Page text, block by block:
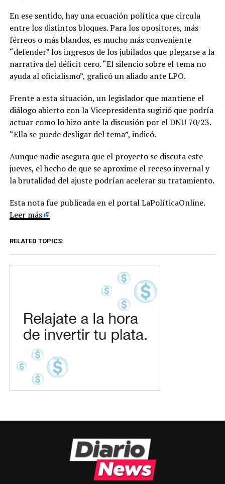
En ese sentido, hay una ecuación política que circula
entre los distintos bloques. Para los opositores, más
férreos o más blandos, es mucho más conveniente
“defender” los ingresos de los jubilados que plegarse a la
narrativa del déficit cero. “El silencio sobre el tema no
ayuda al oficialismo”, graficó un aliado ante LPO.
Frente a esta situación, un legislador que mantiene el
diálogo abierto con la Vicepresidenta sugirió que podría
actuar como lo hizo ante la discusión por el DNU 70/23.
“Ella se puede desligar del tema”, indicó.
Aunque nadie asegura que el proyecto se discuta este
jueves, el hecho de que se aproxime el receso invernal y
la brutalidad del ajuste podrían acelerar su tratamiento.
Esta nota fue publicada en el portal LaPolíticaOnline.
Leer más
RELATED TOPICS: